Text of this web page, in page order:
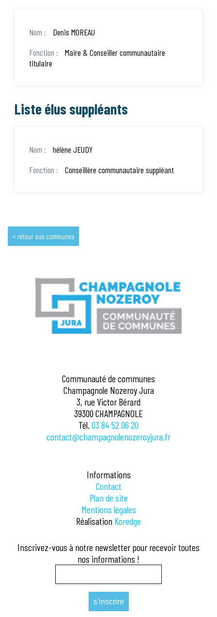
Denis MOREAU
Maire & Conseiller communautaire
titulaire
Liste élus suppléants
hélène JEUDY
Conseillère communautaire suppléant
retour aux communes
Communauté de communes
Champagnole Nozeroy Jura
3, rue Victor Bérard
39300 CHAMPAGNOLE
Tél. 03 84 52 06 20
contact@champagnolenozeroyjura.fr
Informations
Contact
Plan de site
Mentions légales
Réalisation Koredge
Inscrivez-vous à notre newsletter pour recevoir toutes
nos informations !